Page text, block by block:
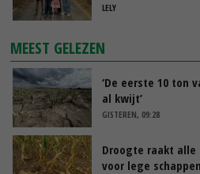
LELY
MEEST GELEZEN
‘De eerste 10 ton
al kwijt’
GISTEREN, 09:28
Droogte raakt alle
voor lege schappen